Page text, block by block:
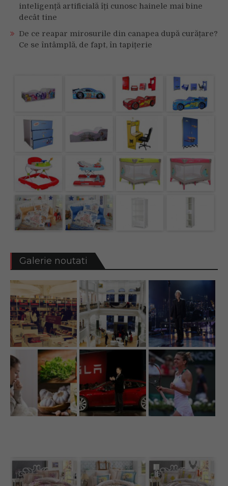
inteligență artificială îți cunosc hainele mai bine
decât tine
De ce reapar mirosurile din canapea după curățare?
Ce se întâmplă, de fapt, în tapițerie
Galerie noutati